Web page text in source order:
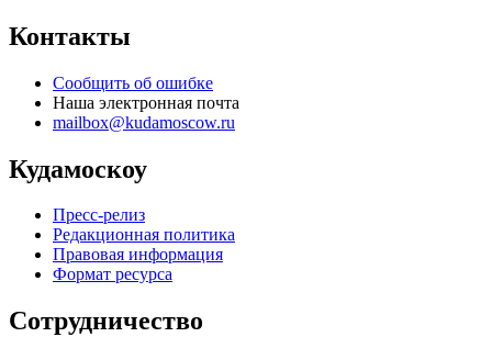
Контакты
Сообщить об ошибке
Наша электронная почта
mailbox@kudamoscow.ru
Кудамоскоу
Пресс-релиз
Редакционная политика
Правовая информация
Формат ресурса
Сотрудничество